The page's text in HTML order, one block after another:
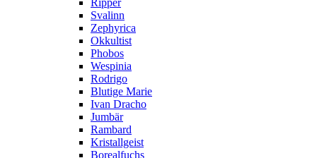
Ripper
Svalinn
Zephyrica
Okkultist
Phobos
Wespinia
Rodrigo
Blutige Marie
Ivan Dracho
Jumbär
Rambard
Kristallgeist
Borealfuchs